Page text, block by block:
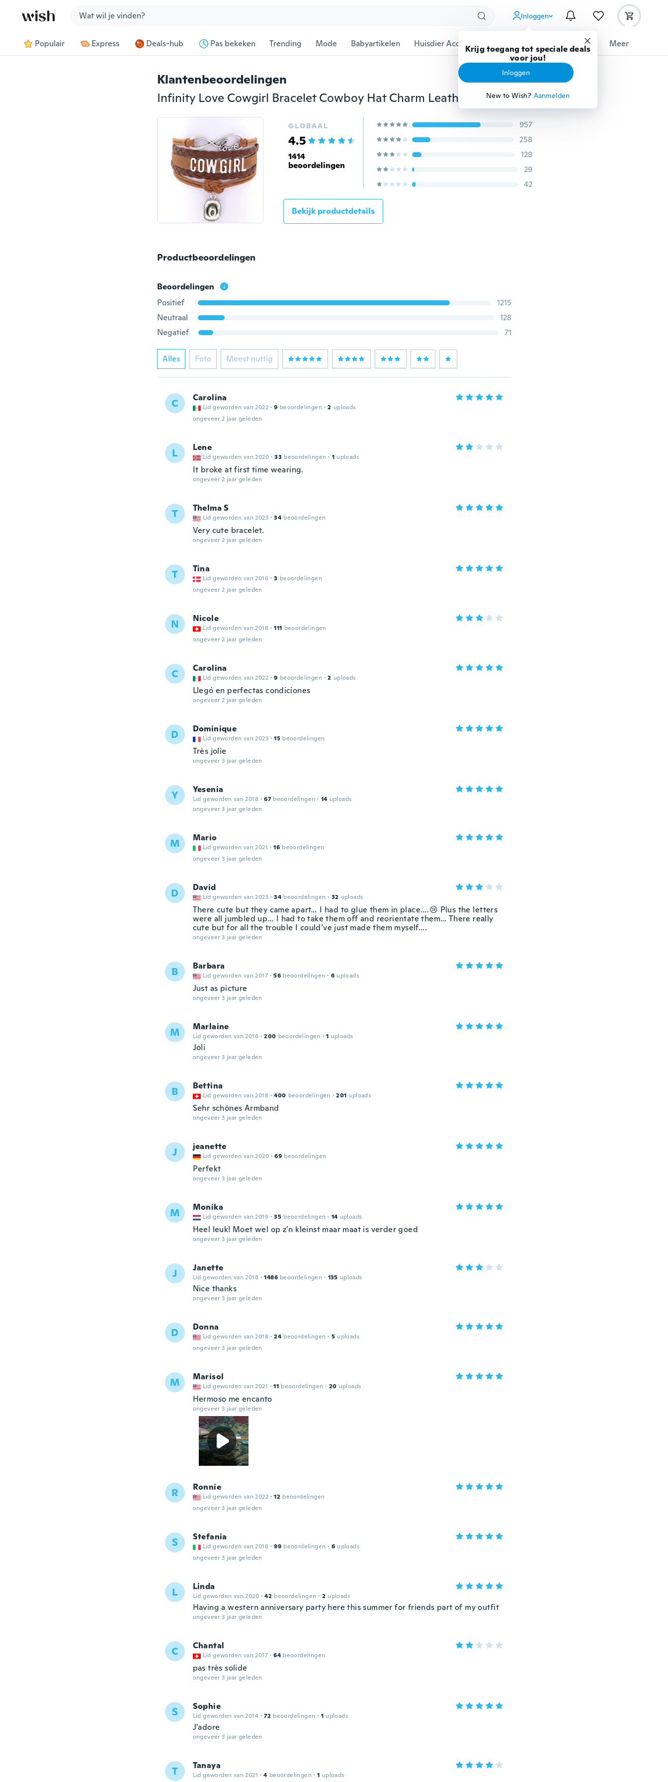
Inloggen
Krijg toegang tot speciale deals
voor jou!
Inloggen
New to Wish? Aanmelden
Populair Express Deals-hub Pas bekeken Trending Mode Babyartikelen Huisdier Accessoires Gereedschap Meer
Klantenbeoordelingen
Infinity Love Cowgirl Bracelet Cowboy Hat Charm Leather Braid Wrap Armbanden Armbanden voor dames Sieraden
GLOBAAL
4.5
1414
beoordelingen
957
258
128
29
42
Bekijk productdetails
Productbeoordelingen
Beoordelingen
Positief
1215
Neutraal
128
Negatief
71
Alles Foto Meest nuttig
C Carolina
Lid geworden van 2022 · 9 beoordelingen · 2 uploads
ongeveer 2 jaar geleden
L Lene
Lid geworden van 2020 · 33 beoordelingen · 1 uploads
It broke at first time wearing.
ongeveer 2 jaar geleden
T Thelma S
Lid geworden van 2023 · 34 beoordelingen
Very cute bracelet.
ongeveer 2 jaar geleden
T Tina
Lid geworden van 2016 · 3 beoordelingen
ongeveer 2 jaar geleden
N Nicole
Lid geworden van 2018 · 111 beoordelingen
ongeveer 2 jaar geleden
C Carolina
Lid geworden van 2022 · 9 beoordelingen · 2 uploads
Llegó en perfectas condiciones
ongeveer 2 jaar geleden
D Dominique
Lid geworden van 2023 · 15 beoordelingen
Très jolie
ongeveer 3 jaar geleden
Y Yesenia
Lid geworden van 2018 · 67 beoordelingen · 14 uploads
ongeveer 3 jaar geleden
M Mario
Lid geworden van 2021 · 16 beoordelingen
ongeveer 3 jaar geleden
D David
Lid geworden van 2023 · 34 beoordelingen · 32 uploads
There cute but they came apart… I had to glue them in place….😢 Plus the letters
were all jumbled up… I had to take them off and reorientate them… There really
cute but for all the trouble I could’ve just made them myself….
ongeveer 3 jaar geleden
B Barbara
Lid geworden van 2017 · 56 beoordelingen · 6 uploads
Just as picture
ongeveer 3 jaar geleden
M Marlaine
Lid geworden van 2016 · 200 beoordelingen · 1 uploads
Joli
ongeveer 3 jaar geleden
B Bettina
Lid geworden van 2018 · 400 beoordelingen · 201 uploads
Sehr schönes Armband
ongeveer 3 jaar geleden
J jeanette
Lid geworden van 2020 · 69 beoordelingen
Perfekt
ongeveer 3 jaar geleden
M Monika
Lid geworden van 2019 · 35 beoordelingen · 14 uploads
Heel leuk! Moet wel op z’n kleinst maar maat is verder goed
ongeveer 3 jaar geleden
J Janette
Lid geworden van 2018 · 1486 beoordelingen · 135 uploads
Nice thanks
ongeveer 3 jaar geleden
D Donna
Lid geworden van 2018 · 24 beoordelingen · 5 uploads
ongeveer 3 jaar geleden
M Marisol
Lid geworden van 2021 · 11 beoordelingen · 20 uploads
Hermoso me encanto
ongeveer 3 jaar geleden
R Ronnie
Lid geworden van 2022 · 12 beoordelingen
ongeveer 3 jaar geleden
S Stefania
Lid geworden van 2018 · 99 beoordelingen · 6 uploads
ongeveer 3 jaar geleden
L Linda
Lid geworden van 2020 · 42 beoordelingen · 2 uploads
Having a western anniversary party here this summer for friends part of my outfit
ongeveer 3 jaar geleden
C Chantal
Lid geworden van 2017 · 64 beoordelingen
pas très solide
ongeveer 3 jaar geleden
S Sophie
Lid geworden van 2014 · 72 beoordelingen · 1 uploads
J'adore
ongeveer 3 jaar geleden
T Tanaya
Lid geworden van 2021 · 4 beoordelingen · 1 uploads